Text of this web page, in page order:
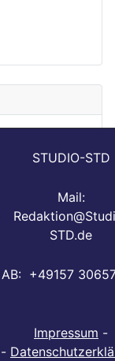
STUDIO-STD
Mail:
STD.de
AB: +49157
Impressum -
-